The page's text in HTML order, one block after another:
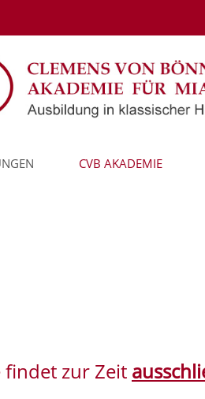
CVB AKADEMIE
findet zur Zeit